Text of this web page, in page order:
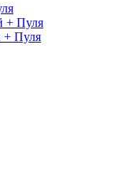
+ Пуля
+ Пуля